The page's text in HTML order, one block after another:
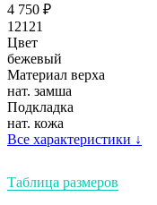
4 750 ₽
12121
Цвет
бежевый
Материал верха
нат. замша
Подкладка
нат. кожа
Все характеристики ↓
Таблица размеров